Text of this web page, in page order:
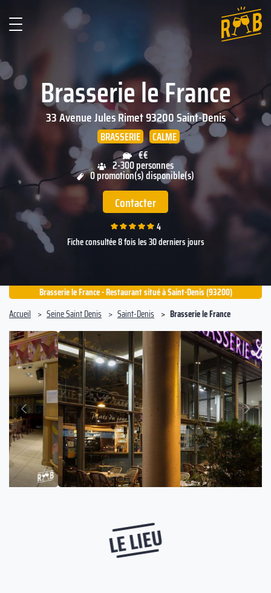
Brasserie le France
33 Avenue Jules Rimet93200Saint-Denis
BRASSERIE
CALME
€€
2-300 personnes
0 promotion(s) disponible(s)
Contacter
4
Fiche consultée 8 fois les 30 derniers jours
Brasserie le France - Restaurant situé à Saint-Denis (93200)
Accueil
Seine Saint Denis Saint-Denis Brasserie le France
Précédent
Suivant
LE LIEU